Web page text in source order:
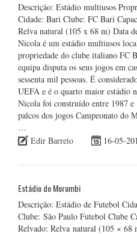
Descrição: Estádio multiusos
Cidade: Bari Clube: FC Bari
Relva natural (105 x 68 m) Data
Nicola é um estádio multiusos
propriedade do clube italiano FC
equipa disputa os seus jogos em
sessenta mil pessoas. É
UEFA e é o quarto maior
Nicola foi construído entre 1987
palcos dos jogos Campeonato do
…
Edir Barreto
16-05-
Estádio do Morumbi
Descrição: Estádio de Futebol
Clube: São Paulo Futebol Clube
Relvado: Relva natural (105 × 68